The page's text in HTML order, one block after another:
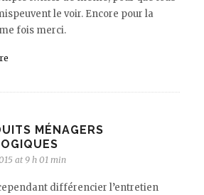
le voir. Encore pour la
fois merci.
MÉNAGERS
at 9 h 01 min
différencier l’entretien